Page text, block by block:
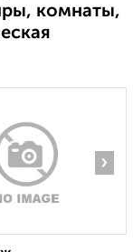
комнаты,
›